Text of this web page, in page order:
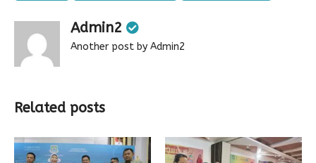
Admin2
Another post by Admin2
Related posts